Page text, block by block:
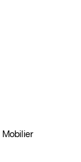
Mobilier